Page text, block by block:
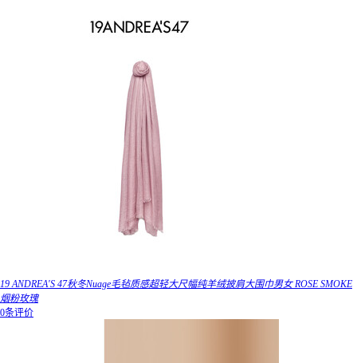
19 ANDREA'S 47秋冬Nuage毛毡质感超轻大尺幅纯羊绒披肩大围巾男女 ROSE SMOKE
烟粉玫瑰
0条评价